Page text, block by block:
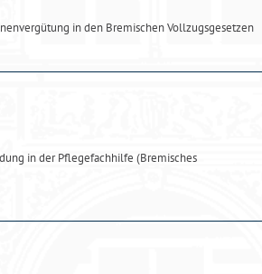
in den Bremischen Vollzugsgesetzen
in der Pflegefachhilfe (Bremisches